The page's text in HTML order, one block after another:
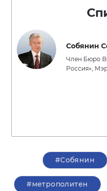
Собянин
Член Бюро
Россия»,
#Собянин
#метрополитен